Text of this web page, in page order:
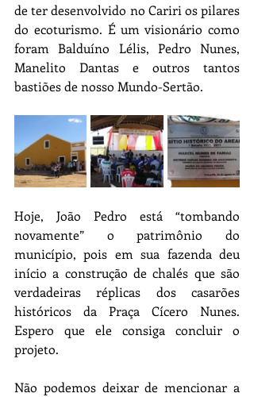
de ter desenvolvido no Cariri os pilares
do ecoturismo. É um visionário como
foram Balduíno Lélis, Pedro Nunes,
Manelito Dantas e outros tantos
bastiões de nosso Mundo-Sertão.
Hoje, João Pedro está “tombando
novamente” o patrimônio do
município, pois em sua fazenda deu
início a construção de chalés que são
verdadeiras réplicas dos casarões
históricos da Praça Cícero Nunes.
Espero que ele consiga concluir o
projeto.
Não podemos deixar de mencionar a